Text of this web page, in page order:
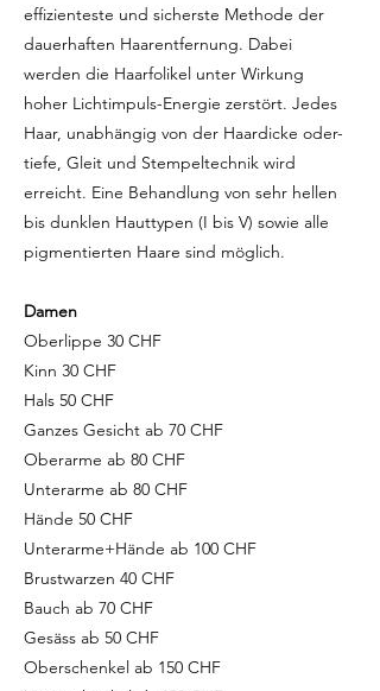
effizienteste und sicherste Methode der
dauerhaften Haarentfernung. Dabei
werden die Haarfolikel unter Wirkung
hoher Lichtimpuls-Energie zerstört. Jedes
Haar, unabhängig von der Haardicke oder-
tiefe, Gleit und Stempeltechnik wird
erreicht. Eine Behandlung von sehr hellen
bis dunklen Hauttypen (I bis V) sowie alle
pigmentierten Haare sind möglich.
Damen
Oberlippe 30 CHF
Kinn 30 CHF
Hals 50 CHF
Ganzes Gesicht ab 70 CHF
Oberarme ab 80 CHF
Unterarme ab 80 CHF
Hände 50 CHF
Unterarme+Hände ab 100 CHF
Brustwarzen 40 CHF
Bauch ab 70 CHF
Gesäss ab 50 CHF
Oberschenkel ab 150 CHF